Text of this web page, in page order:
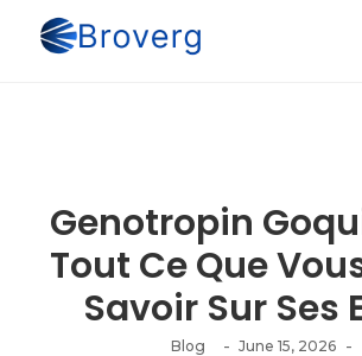
Genotropin
Tout Ce Que
Savoir Sur Ses
Blog - June 15, 2026 -